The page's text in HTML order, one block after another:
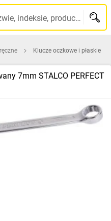
Szukaj po nazwie, indeksie, producencie, kodzie kreskowym...
Klucze oczkowe i płaskie
7mm STALCO PERFECT